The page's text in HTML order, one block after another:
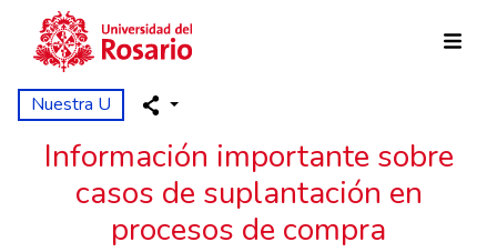
Pasar al contenido principal
Nuestra U
Información importante sobre
casos de suplantación en
procesos de compra